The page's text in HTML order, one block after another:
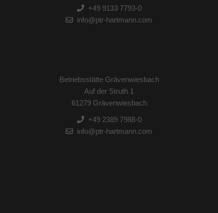
+49 9133 7793-0
info@ptr-hartmann.com
Betriebsstätte Grävenwiesbach
Auf der Struth 1
61279 Grävenwiesbach
+49 2389 7988-0
info@ptr-hartmann.com